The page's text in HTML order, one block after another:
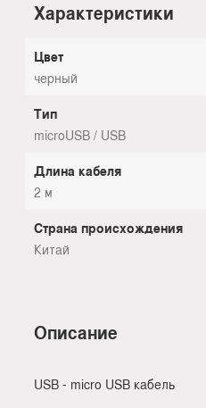
Характеристики
Цвет
черный
Тип
microUSB / USB
Длина кабеля
2 м
Страна происхождения
Китай
Описание
USB - micro USB кабель